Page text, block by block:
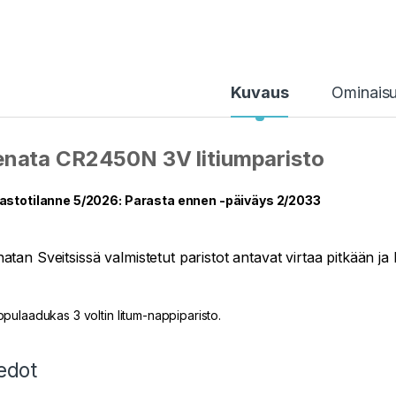
Kuvaus
CR2450N 3V litiumparisto
5/2026: Parasta ennen -päiväys 2/2033
Sveitsissä valmistetut paristot antavat virtaa pitkään ja
3 voltin litum-nappiparisto.